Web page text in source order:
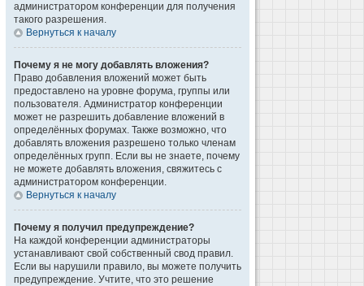
администратором конференции для получения
такого разрешения.
Вернуться к началу
Почему я не могу добавлять вложения?
Право добавления вложений может быть
предоставлено на уровне форума, группы или
пользователя. Администратор конференции
может не разрешить добавление вложений в
определённых форумах. Также возможно, что
добавлять вложения разрешено только членам
определённых групп. Если вы не знаете, почему
не можете добавлять вложения, свяжитесь с
администратором конференции.
Вернуться к началу
Почему я получил предупреждение?
На каждой конференции администраторы
устанавливают свой собственный свод правил.
Если вы нарушили правило, вы можете получить
предупреждение. Учтите, что это решение